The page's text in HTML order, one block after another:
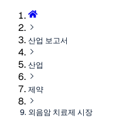
산업 보고서
산업
제약
외음암 치료제 시장